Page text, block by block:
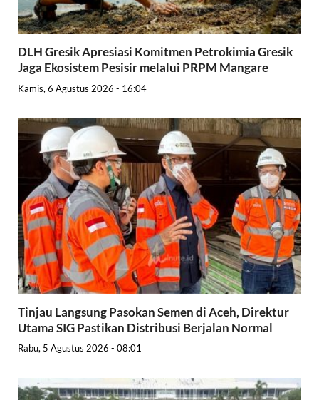
DLH Gresik Apresiasi Komitmen Petrokimia Gresik
Jaga Ekosistem Pesisir melalui PRPM Mangare
Kamis, 6 Agustus 2026 - 16:04
Tinjau Langsung Pasokan Semen di Aceh, Direktur
Utama SIG Pastikan Distribusi Berjalan Normal
Rabu, 5 Agustus 2026 - 08:01